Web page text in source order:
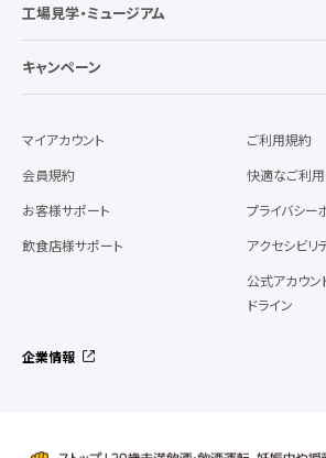
工場見学・ミュージアム
キャンペーン
マイアカウント
会員規約
お客様サポート
飲食店様サポート
ご利用規約
快適なご利
プライバシー
アクセシビリ
公式アカウン
ドライン
企業情報